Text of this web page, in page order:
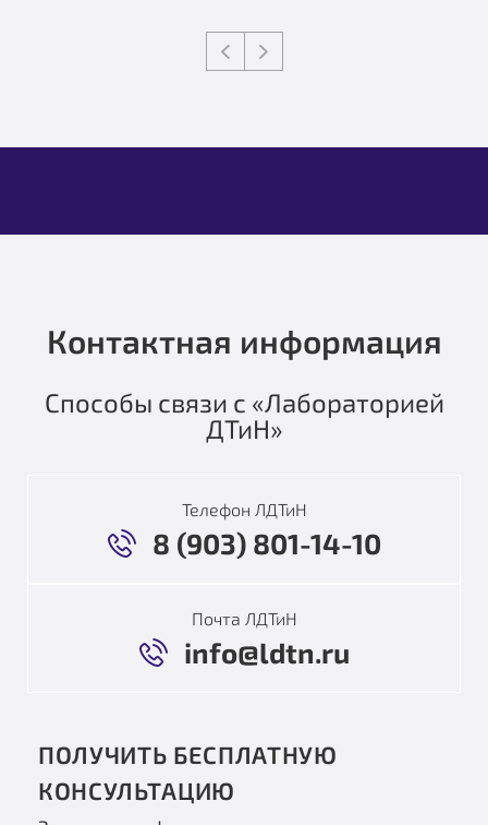
Контактная информация
Способы связи с «Лабораторией
ДТиН»
Телефон ЛДТиН
8 (903) 801-14-10
Почта ЛДТиН
info@ldtn.ru
ПОЛУЧИТЬ БЕСПЛАТНУЮ
КОНСУЛЬТАЦИЮ